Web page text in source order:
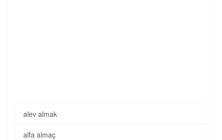
alev almak
alfa almaç